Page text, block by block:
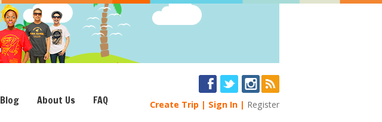
Blog About Us FAQ Create Trip Sign In Register